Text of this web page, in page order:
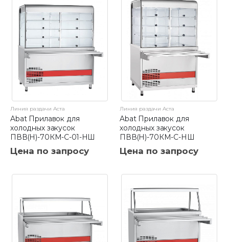
Линия раздачи Аста
Abat Прилавок для
холодных закусок
ПВВ(Н)-70КМ-С-01-НШ
Цена по запросу
Линия раздачи Аста
Abat Прилавок для
холодных закусок
ПВВ(Н)-70КМ-С-НШ
Цена по запросу